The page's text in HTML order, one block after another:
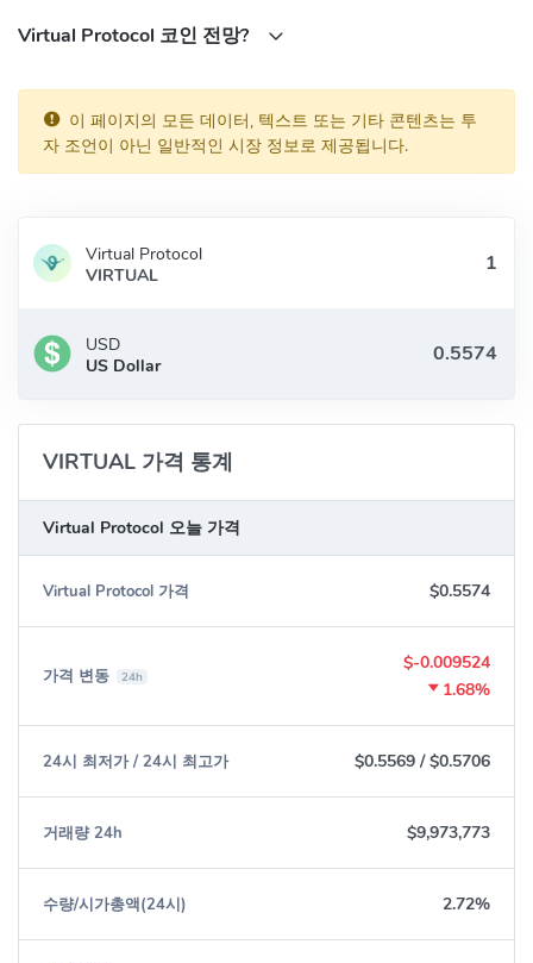
Virtual Protocol 코인 전망?
이 페이지의 모든 데이터, 텍스트 또는 기타 콘텐츠는 투
자 조언이 아닌 일반적인 시장 정보로 제공됩니다.
Virtual Protocol
VIRTUAL
USD
US Dollar
VIRTUAL 가격 통계
Virtual Protocol 오늘 가격
Virtual Protocol 가격 $0.5574
가격 변동 24h
$-0.009524
1.68%
24시 최저가 / 24시 최고가 $0.5569 /$0.5706
거래량 24h $9,973,773
수량/시가총액(24시) 2.72%